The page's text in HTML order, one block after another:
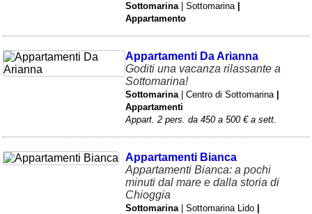
Sottomarina | Sottomarina|
Appartamento
Appartamenti Da Arianna
Goditi una vacanza rilassante a
Sottomarina!
Sottomarina | Centro di Sottomarina|
Appartamenti
Appart. 2 pers. da 450 a 500 € a sett.
Appartamenti Bianca
Appartamenti Bianca: a pochi
minuti dal mare e dalla storia di
Chioggia
Sottomarina | Sottomarina Lido